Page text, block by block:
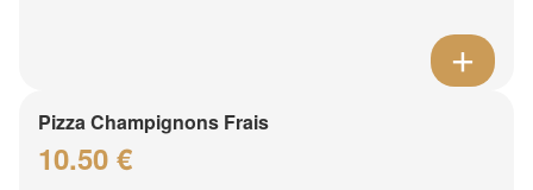
Pizza Champignons Frais
10.50 €